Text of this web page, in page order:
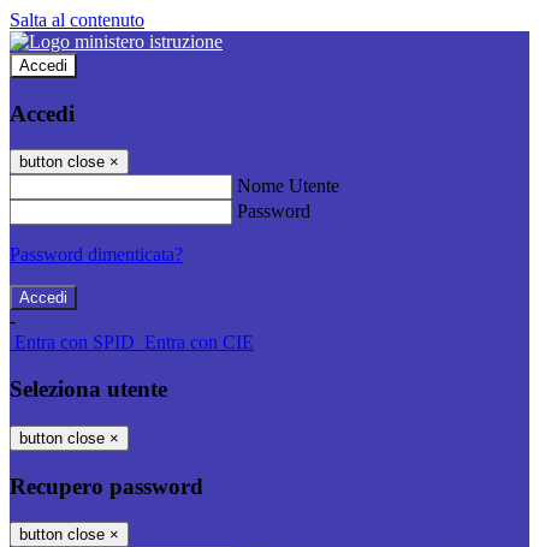
Salta al contenuto
Accedi
Accedi
button close ×
Nome Utente
Password
Password dimenticata?
-
Entra con SPID Entra con CIE
Seleziona utente
button close ×
Recupero password
button close ×